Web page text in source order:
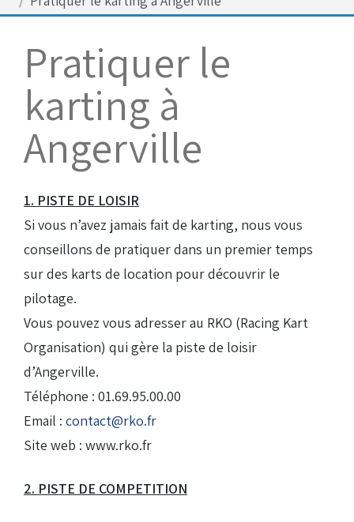
Pratiquer le
karting à
Angerville
1. PISTE DE LOISIR
Si vous n’avez jamais fait de karting, nous vous
conseillons de pratiquer dans un premier temps
sur des karts de location pour découvrir le
pilotage.
Vous pouvez vous adresser au RKO (Racing Kart
Organisation) qui gère la piste de loisir
d’Angerville.
Téléphone : 01.69.95.00.00
Email : contact@rko.fr
Site web : www.rko.fr
2. PISTE DE COMPETITION
Bénévoles
Les 50 ans du club
Dons aux associations
Accès au circuit
Chronos et Rapports
Equipements Vidéo
Droits de piste
Homologation circuit